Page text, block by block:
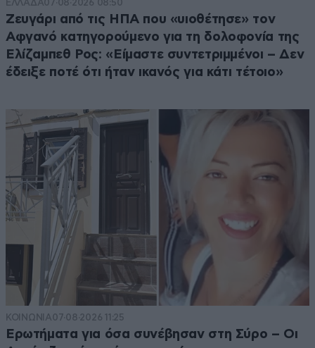
ΕΛΛΑΔΑ07·08·2026 08:50
Ζευγάρι από τις ΗΠΑ που «υιοθέτησε» τον
Αφγανό κατηγορούμενο για τη δολοφονία της
Ελίζαμπεθ Ρος: «Είμαστε συντετριμμένοι – Δεν
έδειξε ποτέ ότι ήταν ικανός για κάτι τέτοιο»
ΚΟΙΝΩΝΙΑ07·08·2026 11:25
Ερωτήματα για όσα συνέβησαν στη Σύρο – Οι